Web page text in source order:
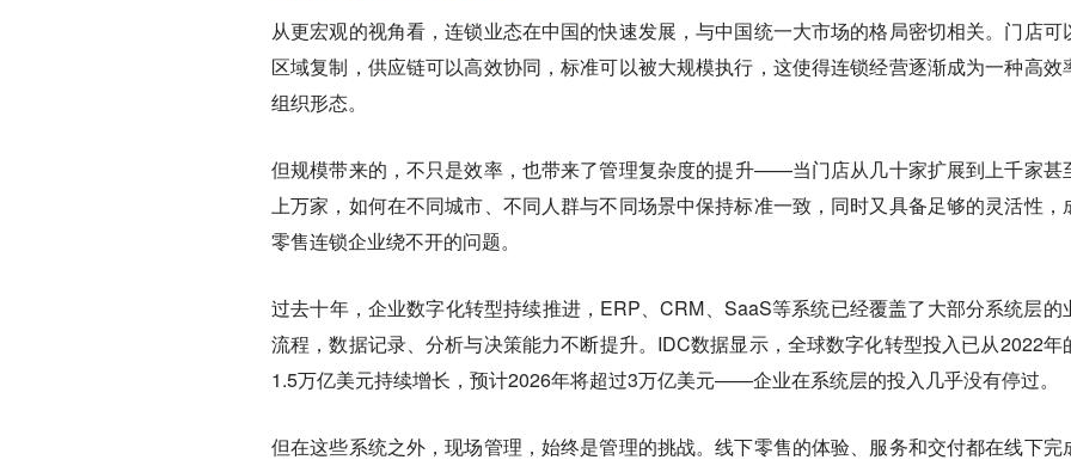
从更宏观的视角看，连锁业态在中国的快速发展，与中国统一大市场的格局密切相关。门店可
区域复制，供应链可以高效协同，标准可以被大规模执行，这使得连锁经营逐渐成为一种高效
组织形态。
但规模带来的，不只是效率，也带来了管理复杂度的提升——当门店从几十家扩展到上千家甚
上万家，如何在不同城市、不同人群与不同场景中保持标准一致，同时又具备足够的灵活性，
零售连锁企业绕不开的问题。
过去十年，企业数字化转型持续推进，ERP、CRM、SaaS等系统已经覆盖了大部分系统层的
流程，数据记录、分析与决策能力不断提升。IDC数据显示，全球数字化转型投入已从2022年
1.5万亿美元持续增长，预计2026年将超过3万亿美元——企业在系统层的投入几乎没有停过。
但在这些系统之外，现场管理，始终是管理的挑战。线下零售的体验、服务和交付都在线下完